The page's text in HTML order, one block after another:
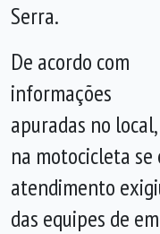
Serra.
De acordo com
informações
apuradas no
na motocicleta se
atendimento
das equipes de